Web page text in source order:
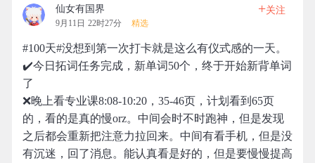
仙女有国界
9月11日 22时27分 精选
+关注
#100天#没想到第一次打卡就是这么有仪式感的一天。
✔️今日拓词任务完成，新单词50个，终于开始新背单词
了
❌晚上看专业课8:08-10:20，35-46页，计划看到65页
的，看的是真的慢orz。中间会时不时跑神，但是发现
之后都会重新把注意力拉回来。中间有看手机，但是没
有沉迷，回了消息。能认真看是好的，但是要慢慢提高